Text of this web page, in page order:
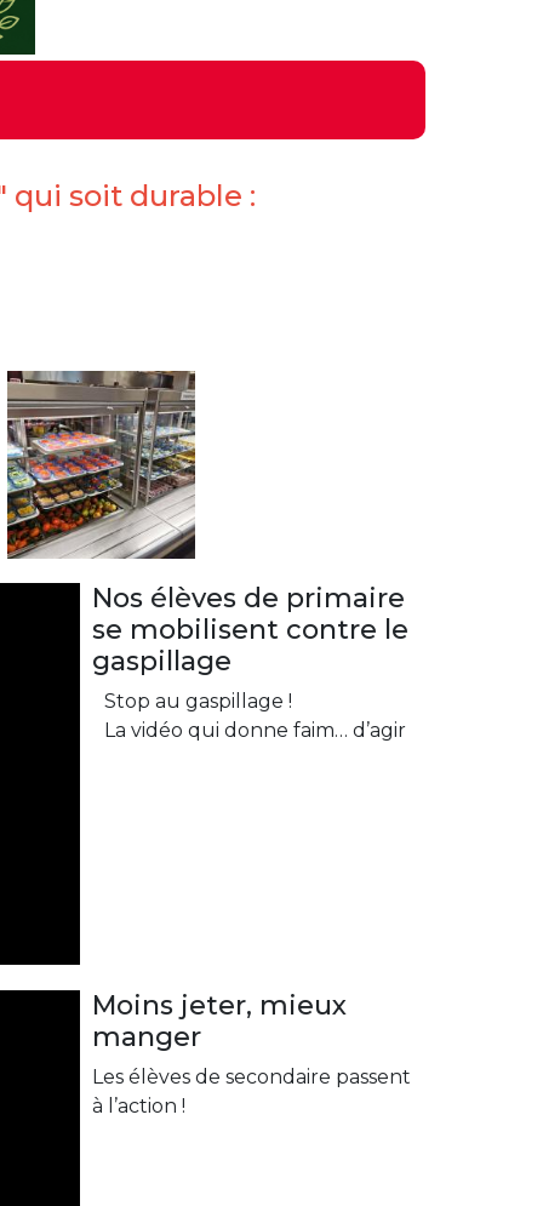
qui soit durable :
Nos élèves de primaire
se mobilisent contre le
gaspillage
Stop au gaspillage !
La vidéo qui donne faim… d’agir
Moins jeter, mieux
manger
Les élèves de secondaire passent
à l’action !